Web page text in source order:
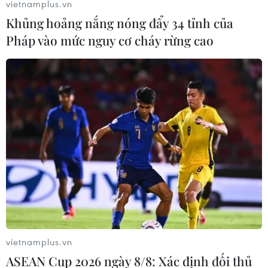
#Dạy thêm học thêm
#thông tư 29
#Bộ Giáo dục và Đào tạo
Bắc Giang
Bắc Ninh
TP. Hải Phòng
Theo dõi VietnamPlus
vietnamplus.vn
Khủng hoảng nắng nóng đẩy 34 tỉnh của
Pháp vào mức nguy cơ cháy rừng cao
vietnamplus.vn
ASEAN Cup 2026 ngày 8/8: Xác định đối thủ